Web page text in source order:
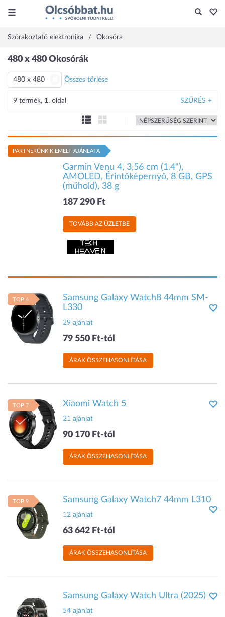
Szórakoztató elektronika Okosóra
480 x 480 Okosórák
480 x 480 Összes törlése
9 termék, 1. oldal SZŰRÉS +
PARTNERÜNK KIEMELT AJÁNLATA
Garmin Venu 4, 3,56 cm (1.4"),
AMOLED, Érintőképernyő, 8 GB, GPS
(műhold), 38 g
187 290 Ft
TOVÁBB AZ ÜZLETBE
TOP 4
Samsung Galaxy Watch8 44mm SM-
L330
29 ajánlat
79 550 Ft-tól
ÁRAK ÖSSZEHASONLÍTÁSA
TOP 7 Xiaomi Watch 5
21 ajánlat
90 170 Ft-tól
ÁRAK ÖSSZEHASONLÍTÁSA
TOP 9 Samsung Galaxy Watch7 44mm L310
12 ajánlat
63 642 Ft-tól
ÁRAK ÖSSZEHASONLÍTÁSA
Samsung Galaxy Watch Ultra (2025)
54 ajánlat